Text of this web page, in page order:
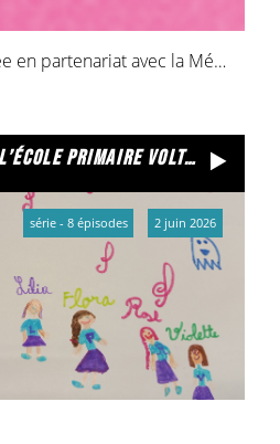
Une émission réalisée en partenariat avec la Médiathèque de Cormontreuil
voltaire - université
série - 8 épisodes 2 juin 2026